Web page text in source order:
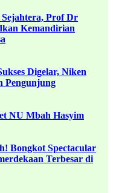
Prof Dr
Kemandirian
Digelar, Niken
Pengunjung
NU Mbah Hasyim
Bongkot Spectacular
Terbesar di